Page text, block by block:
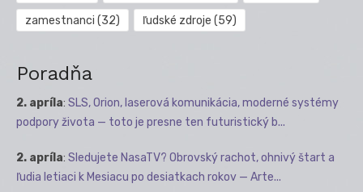
zamestnanci (32) ľudské zdroje (59)
Poradňa
2. apríla: SLS, Orion, laserová komunikácia, moderné systémy
podpory života — toto je presne ten futuristický b...
2. apríla: Sledujete NasaTV? Obrovský rachot, ohnivý štart a
ľudia letiaci k Mesiacu po desiatkach rokov — Arte...